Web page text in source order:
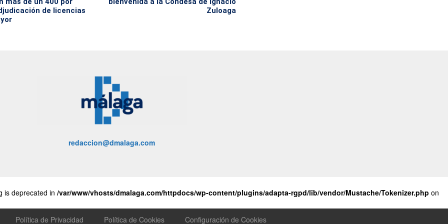
de licencias
Zuloaga
redaccion@dmalaga.com
is deprecated in /var/www/vhosts/dmalaga.com/httpdocs/wp-content/plugins/adapta-rgpd/lib/vendor/Mustache/Tokenizer.php on
Política de Privacidad Política de Cookies Configuración de Cookies